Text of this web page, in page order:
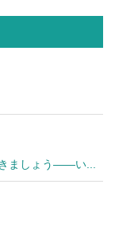
ましょう――い...